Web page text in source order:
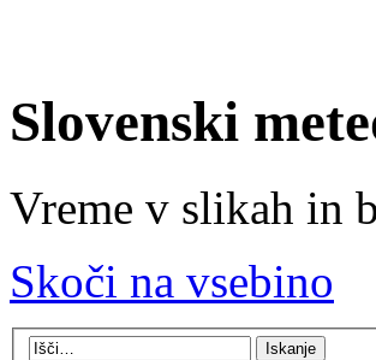
Slovenski
Vreme v slikah in
Skoči na vsebino